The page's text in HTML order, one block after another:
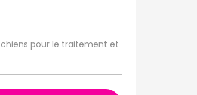
pour le traitement et